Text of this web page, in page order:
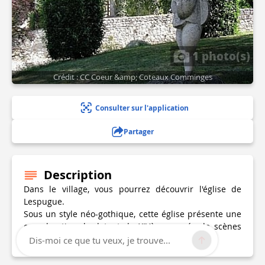
1 photo(s)
Crédit : CC Coeur &amp; Coteaux Comminges
Consulter sur l'application
Partager
Description
Dans le village, vous pourrez découvrir l'église de
Lespugue.
Sous un style néo-gothique, cette église présente une
cuve baptismale datant du XIVème, ornée de scènes
bibliques.
Dis-moi ce que tu veux, je trouve...